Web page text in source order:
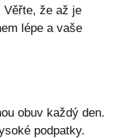
Věřte, že až je
lépe a vaše
obuv každý den.
podpatky.